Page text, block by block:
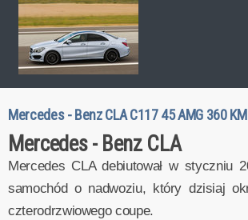
Mercedes - Benz CLA C117 45 AMG 360 KM
Mercedes - Benz CLA
Mercedes CLA debiutował w styczniu
samochód o nadwoziu, który dzisiaj
czterodrzwiowego coupe.